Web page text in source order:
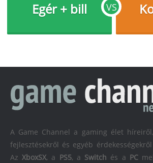
VS
Egér + bill
A Game Channel a gaming élet
fejlesztésekről és egyéb
AzXboxSX, a PS5, a Switch és a PC